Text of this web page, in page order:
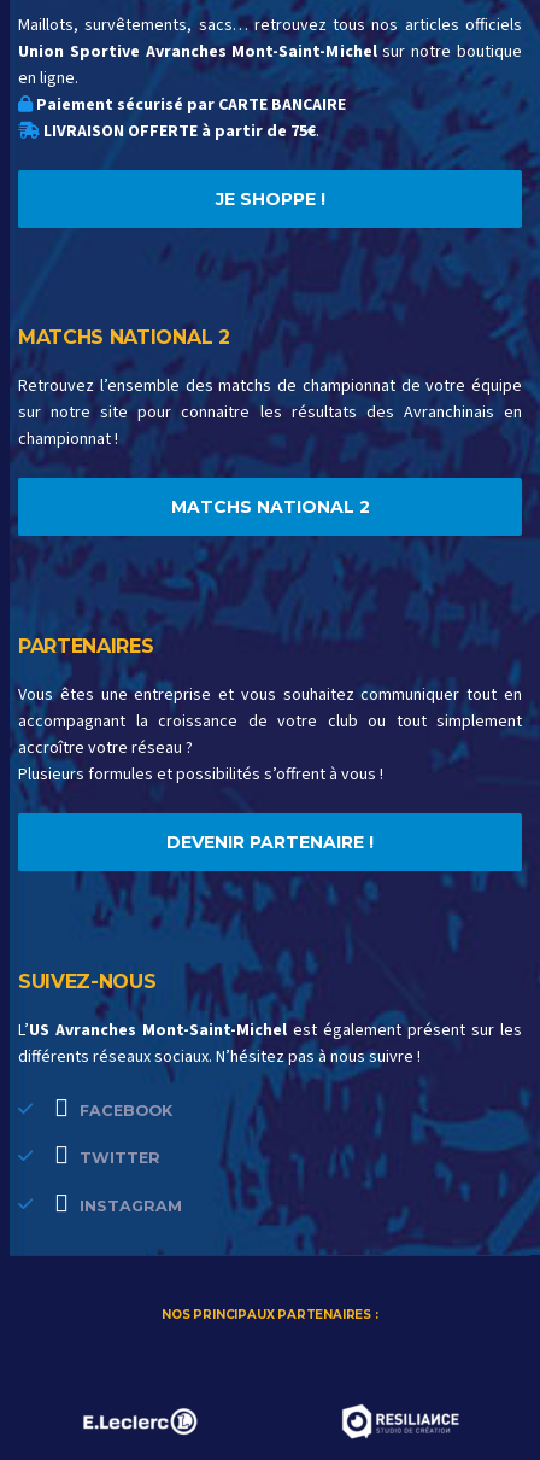
Maillots, survêtements, sacs… retrouvez tous nos articles officiels
Union Sportive Avranches Mont-Saint-Michelsur notre boutique
en ligne.
Paiement sécurisé par CARTE BANCAIRE
LIVRAISON OFFERTE à partir de 75€.
JE SHOPPE !
MATCHS NATIONAL 2
Retrouvez l’ensemble des matchs de championnat de votre équipe
sur notre site pour connaitre les résultats des Avranchinais en
championnat !
MATCHS NATIONAL 2
PARTENAIRES
Vous êtes une entreprise et vous souhaitez communiquer tout en
accompagnant la croissance de votre club ou tout simplement
accroître votre réseau ?
Plusieurs formules et possibilités s’offrent à vous !
DEVENIR PARTENAIRE !
SUIVEZ-NOUS
L’US Avranches Mont-Saint-Michel est également présent sur les
différents réseaux sociaux. N’hésitez pas à nous suivre !
FACEBOOK
TWITTER
INSTAGRAM
NOS PRINCIPAUX PARTENAIRES :